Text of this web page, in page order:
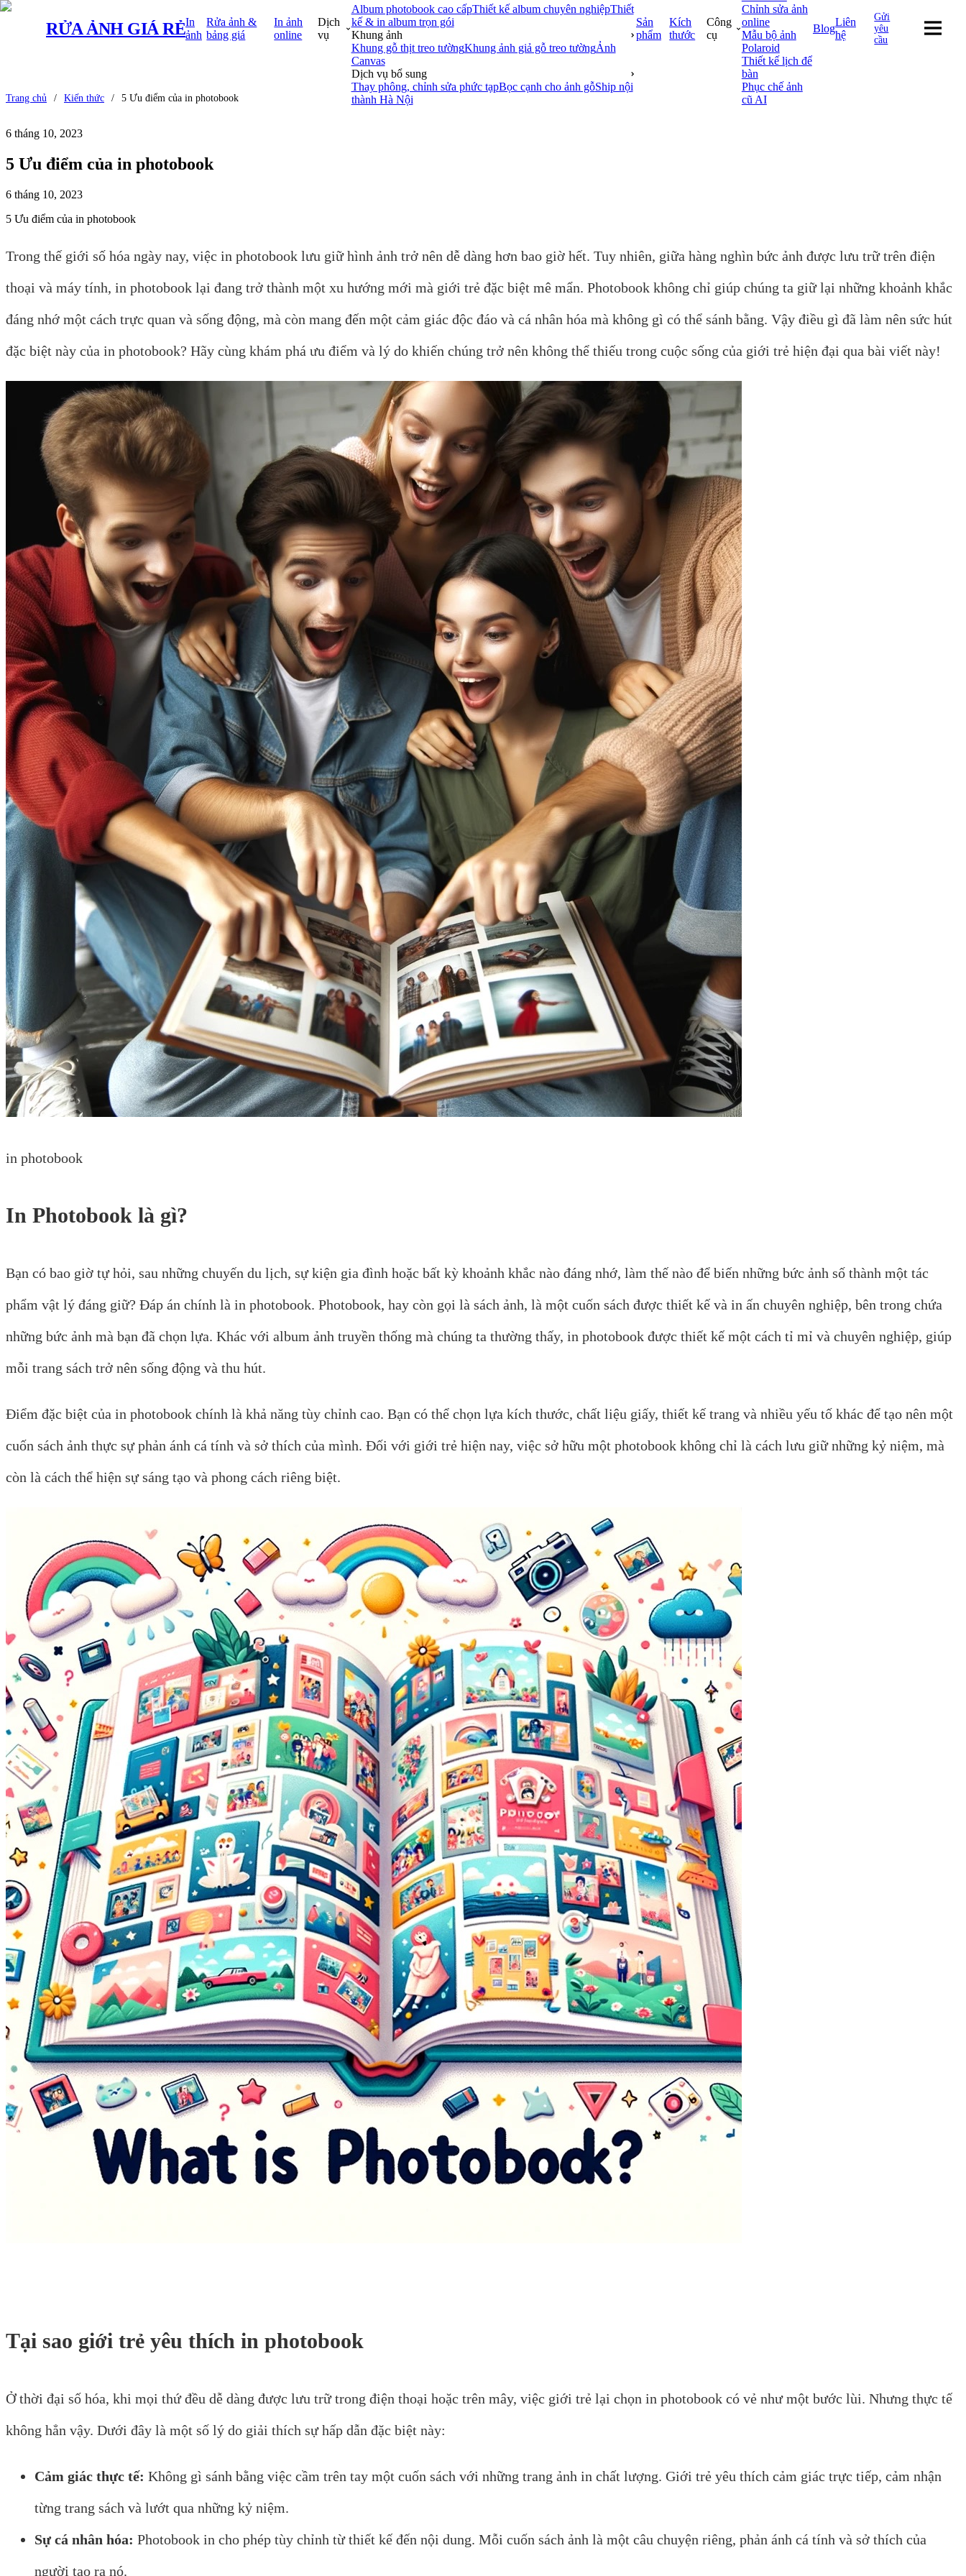
RỬA ẢNH GIÁ RẺIn
ảnh
Rửa ảnh &
bảng giá
In ảnh
online
Dịch
vụ
Album photobook cao cấpThiết kế album chuyên nghiệpThiết
kế & in album trọn gói
Khung ảnh
Khung gỗ thịt treo tườngKhung ảnh giả gỗ treo tườngẢnh
Canvas
Dịch vụ bổ sung
Thay phông, chỉnh sửa phức tạpBọc cạnh cho ảnh gỗShip nội
thành Hà Nội
Sản
phẩm
Kích
thước
Công
cụ
Chỉnh sửa ảnh
online
Mẫu bộ ảnh
Polaroid
Thiết kế lịch để
bàn
Phục chế ảnh
cũ AI
Blog
Liên
hệ
Gửi
yêu
cầu
Trang chủ / Kiến thức / 5 Ưu điểm của in photobook
6 tháng 10, 2023
5 Ưu điểm của in photobook
6 tháng 10, 2023
5 Ưu điểm của in photobook
Trong thế giới số hóa ngày nay, việc in photobook lưu giữ hình ảnh trở nên dễ dàng hơn bao giờ hết. Tuy nhiên, giữa hàng nghìn bức ảnh được lưu trữ trên điện
thoại và máy tính, in photobook lại đang trở thành một xu hướng mới mà giới trẻ đặc biệt mê mẩn. Photobook không chỉ giúp chúng ta giữ lại những khoảnh khắc
đáng nhớ một cách trực quan và sống động, mà còn mang đến một cảm giác độc đáo và cá nhân hóa mà không gì có thể sánh bằng. Vậy điều gì đã làm nên sức hút
đặc biệt này của in photobook? Hãy cùng khám phá ưu điểm và lý do khiến chúng trở nên không thể thiếu trong cuộc sống của giới trẻ hiện đại qua bài viết này!
in photobook
In Photobook là gì?
Bạn có bao giờ tự hỏi, sau những chuyến du lịch, sự kiện gia đình hoặc bất kỳ khoảnh khắc nào đáng nhớ, làm thế nào để biến những bức ảnh số thành một tác
phẩm vật lý đáng giữ? Đáp án chính là in photobook. Photobook, hay còn gọi là sách ảnh, là một cuốn sách được thiết kế và in ấn chuyên nghiệp, bên trong chứa
những bức ảnh mà bạn đã chọn lựa. Khác với album ảnh truyền thống mà chúng ta thường thấy, in photobook được thiết kế một cách tỉ mỉ và chuyên nghiệp, giúp
mỗi trang sách trở nên sống động và thu hút.
Điểm đặc biệt của in photobook chính là khả năng tùy chỉnh cao. Bạn có thể chọn lựa kích thước, chất liệu giấy, thiết kế trang và nhiều yếu tố khác để tạo nên một
cuốn sách ảnh thực sự phản ánh cá tính và sở thích của mình. Đối với giới trẻ hiện nay, việc sở hữu một photobook không chỉ là cách lưu giữ những kỷ niệm, mà
còn là cách thể hiện sự sáng tạo và phong cách riêng biệt.
Tại sao giới trẻ yêu thích in photobook
Ở thời đại số hóa, khi mọi thứ đều dễ dàng được lưu trữ trong điện thoại hoặc trên mây, việc giới trẻ lại chọn in photobook có vẻ như một bước lùi. Nhưng thực tế
không hẳn vậy. Dưới đây là một số lý do giải thích sự hấp dẫn đặc biệt này:
Cảm giác thực tế: Không gì sánh bằng việc cầm trên tay một cuốn sách với những trang ảnh in chất lượng. Giới trẻ yêu thích cảm giác trực tiếp, cảm nhận
từng trang sách và lướt qua những kỷ niệm.
Sự cá nhân hóa: Photobook in cho phép tùy chỉnh từ thiết kế đến nội dung. Mỗi cuốn sách ảnh là một câu chuyện riêng, phản ánh cá tính và sở thích của
người tạo ra nó.